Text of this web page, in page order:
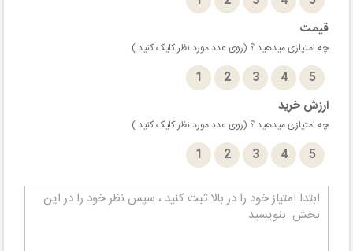
قیمت
چه امتیازی میدهید ؟ (روی عدد مورد نظر کلیک کنید )
1 2 3 4
5
ارزش خرید
چه امتیازی میدهید ؟ (روی عدد مورد نظر کلیک کنید )
1 2 3 4 5